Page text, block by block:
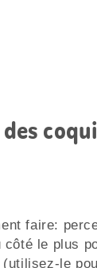
faire:
côté le plus
le